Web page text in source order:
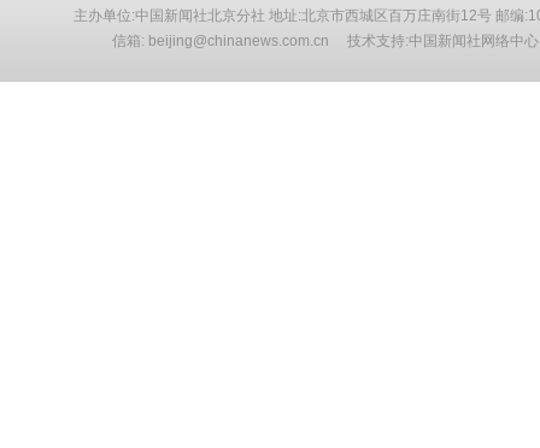
主办单位:中国新闻社北京分社 地址:北京市西城区百万庄南街12号 邮编
信箱: beijing@chinanews.com.cn 技术支持:中国新闻社网络中心